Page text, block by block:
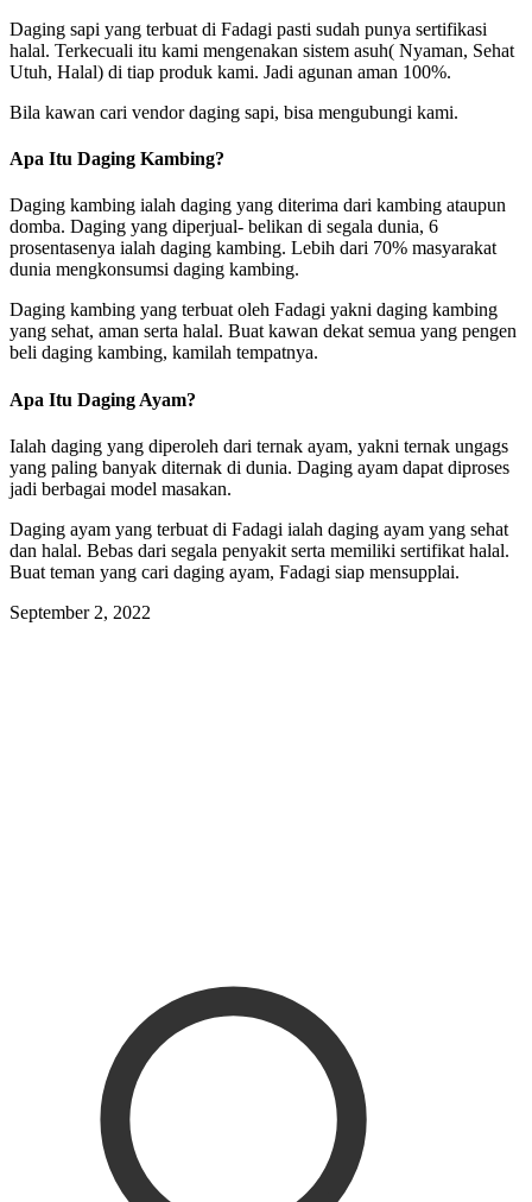
Daging sapi yang terbuat di Fadagi pasti sudah punya sertifikasi
halal. Terkecuali itu kami mengenakan sistem asuh( Nyaman, Sehat
Utuh, Halal) di tiap produk kami. Jadi agunan aman 100%.
Bila kawan cari vendor daging sapi, bisa mengubungi kami.
Apa Itu Daging Kambing?
Daging kambing ialah daging yang diterima dari kambing ataupun
domba. Daging yang diperjual- belikan di segala dunia, 6
prosentasenya ialah daging kambing. Lebih dari 70% masyarakat
dunia mengkonsumsi daging kambing.
Daging kambing yang terbuat oleh Fadagi yakni daging kambing
yang sehat, aman serta halal. Buat kawan dekat semua yang pengen
beli daging kambing, kamilah tempatnya.
Apa Itu Daging Ayam?
Ialah daging yang diperoleh dari ternak ayam, yakni ternak ungags
yang paling banyak diternak di dunia. Daging ayam dapat diproses
jadi berbagai model masakan.
Daging ayam yang terbuat di Fadagi ialah daging ayam yang sehat
dan halal. Bebas dari segala penyakit serta memiliki sertifikat halal.
Buat teman yang cari daging ayam, Fadagi siap mensupplai.
September 2, 2022